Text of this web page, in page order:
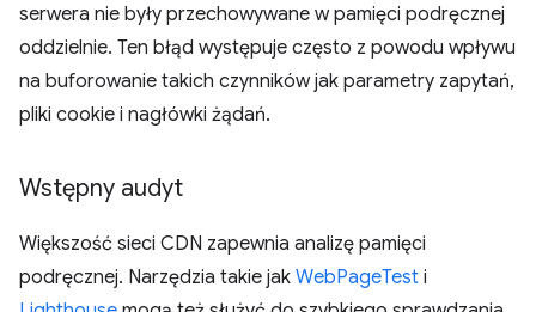
serwera nie były przechowywane w pamięci podręcznej
oddzielnie. Ten błąd występuje często z powodu wpływu
na buforowanie takich czynników jak parametry zapytań,
pliki cookie i nagłówki żądań.
Wstępny audyt
Większość sieci CDN zapewnia analizę pamięci
podręcznej. Narzędzia takie jak WebPageTest i